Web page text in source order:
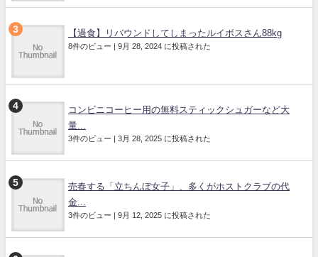
【過食】リバウンドしてしまったルイボスさん88kg
8件のビュー 9月 28, 2024 に投稿された
コンビニコーヒー用の無料スティックシュガーなど大
量...
3件のビュー 3月 28, 2025 に投稿された
売春する「立ちんぼ女子」、多くがホストクラブの代
金...
3件のビュー 9月 12, 2025 に投稿された